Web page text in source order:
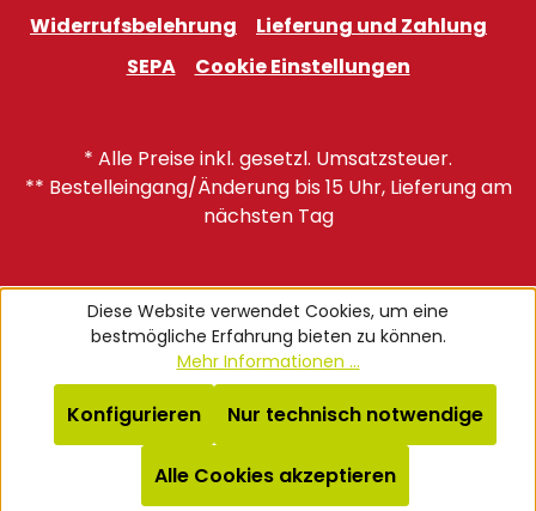
Widerrufsbelehrung
Lieferung und Zahlung
SEPA
Cookie Einstellungen
* Alle Preise inkl. gesetzl. Umsatzsteuer.
** Bestelleingang/Änderung bis 15 Uhr, Lieferung am
nächsten Tag
Diese Website verwendet Cookies, um eine
bestmögliche Erfahrung bieten zu können.
Mehr Informationen ...
Nur technisch notwendige
Konfigurieren
Alle Cookies akzeptieren